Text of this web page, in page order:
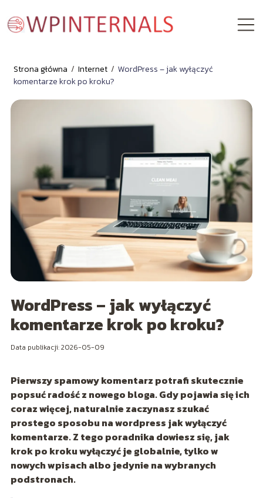
Strona główna / Internet / WordPress – jak wyłączyć
komentarze krok po kroku?
WordPress – jak wyłączyć
komentarze krok po kroku?
Data publikacji: 2026-05-09
Pierwszy spamowy komentarz potrafi skutecznie
popsuć radość z nowego bloga. Gdy pojawia się ich
coraz więcej, naturalnie zaczynasz szukać
prostego sposobu nawordpress jak wyłączyć
komentarze. Z tego poradnika dowiesz się, jak
krok po kroku wyłączyć je globalnie, tylko w
nowych wpisach albo jedynie na wybranych
podstronach.